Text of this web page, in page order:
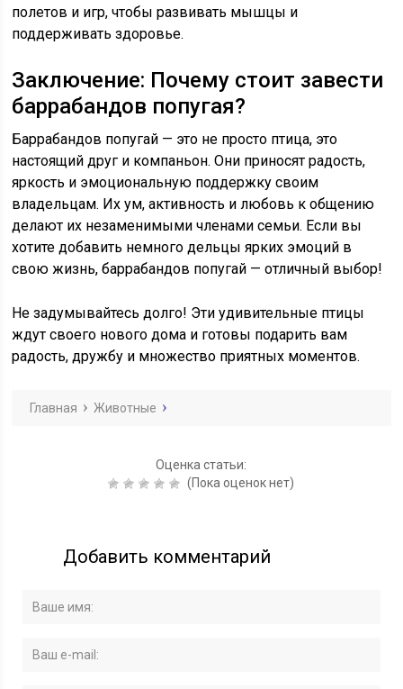
полетов и игр, чтобы развивать мышцы и
поддерживать здоровье.
Заключение: Почему стоит завести
баррабандов попугая?
Баррабандов попугай — это не просто птица, это
настоящий друг и компаньон. Они приносят радость,
яркость и эмоциональную поддержку своим
владельцам. Их ум, активность и любовь к общению
делают их незаменимыми членами семьи. Если вы
хотите добавить немного дельцы ярких эмоций в
свою жизнь, баррабандов попугай — отличный выбор!
Не задумывайтесь долго! Эти удивительные птицы
ждут своего нового дома и готовы подарить вам
радость, дружбу и множество приятных моментов.
Главная Животные
Оценка статьи:
(Пока оценок нет)
Добавить комментарий